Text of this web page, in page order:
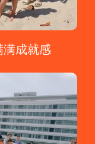
成就感